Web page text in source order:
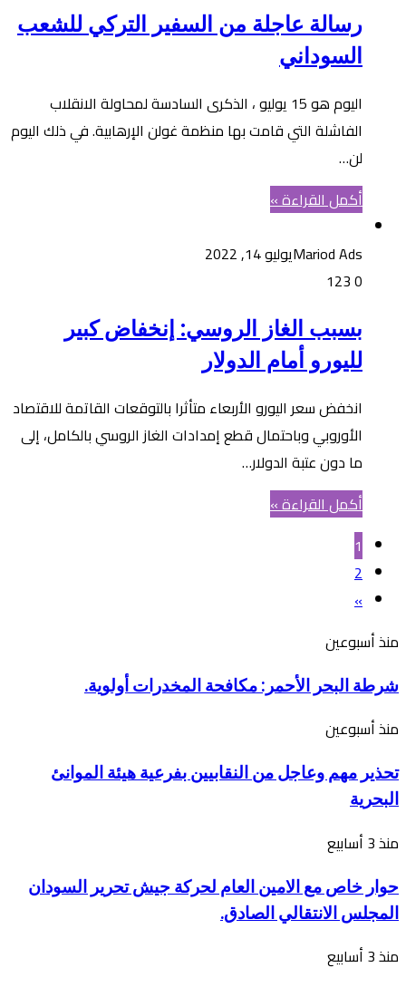
رسالة عاجلة من السفير التركي للشعب
السوداني
اليوم هو 15 يوليو ، الذكرى السادسة لمحاولة الانقلاب
الفاشلة التي قامت بها منظمة غولن الإرهابية. في ذلك اليوم
لن…
أكمل القراءة »
Mariod Adsيوليو 14, 2022
0
بسبب الغاز الروسي: إنخفاض كبير
لليورو أمام الدولار
انخفض سعر اليورو الأربعاء متأثرا بالتوقعات القاتمة للاقتصاد
الأوروبي وباحتمال قطع إمدادات الغاز الروسي بالكامل، إلى
ما دون عتبة الدولار…
أكمل القراءة »
1
2
»
شرطة
الأحمر:
مكافحة
أولوية.
منذ أسبوعين
شرطة البحر الأحمر: مكافحة المخدرات أولوية.
تحذير
وعاجل
من
النقابيين
هيئة
الموانئ
البحرية
منذ أسبوعين
تحذير مهم وعاجل من النقابيين بفرعية هيئة الموانئ
البحرية
حوار
مع
الامين
العام
منذ 3 أسابيع
حوار خاص مع الامين العام لحركة جيش تحرير السودان
المجلس الانتقالي الصادق.
اتحاد
منذ 3 أسابيع